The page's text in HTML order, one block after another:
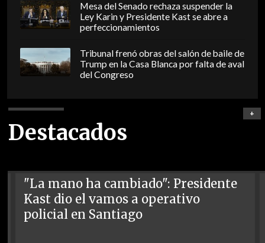
Mesa del Senado rechaza suspender la
Ley Karin y Presidente Kast se abre a
perfeccionamientos
Tribunal frenó obras del salón de baile de
Trump en la Casa Blanca por falta de aval
del Congreso
Destacados
+
"La mano ha cambiado": Presidente
Kast dio el vamos a operativo
policial en Santiago